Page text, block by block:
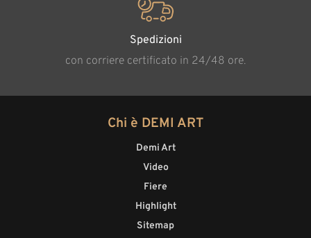
Spedizioni
con corriere certificato in 24/48 ore.
Chi è DEMI ART
Demi Art
Video
Fiere
Highlight
Sitemap